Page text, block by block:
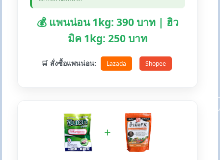
💰 แพนน่อน 1kg: 390 บาท | ฮิว
มิค 1kg: 250 บาท
🛒 สั่งซื้อแพนน่อน: Lazada Shopee
+